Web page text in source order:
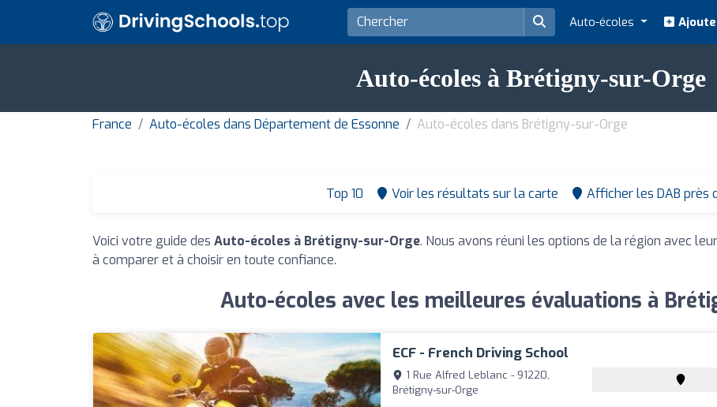
Auto-écoles
Auto-écoles à Brétigny-sur-Orge
France Auto-écoles dans Département de Essonne Auto-écoles dans Brétigny-sur-Orge
Top 10 Voir les résultats sur la carte Afficher les DAB près
Voici votre guide des Auto-écoles à Brétigny-sur-Orge. Nous avons réuni les options de la région avec
à comparer et à choisir en toute confiance.
Auto-écoles avec les meilleures évaluations à
ECF - French Driving School
1 Rue Alfred Leblanc - 91220,
Brétigny-sur-Orge